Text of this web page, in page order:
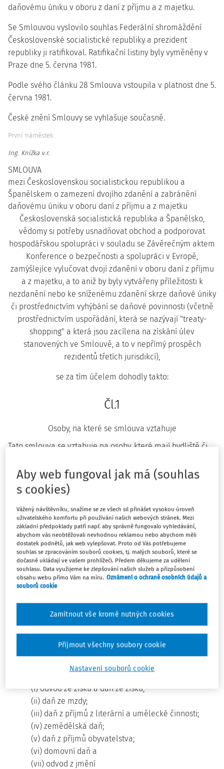
daňovému úniku v oboru z daní z příjmu a z majetku.
Se Smlouvou vyslovilo souhlas Federální shromáždění
Československé socialistické republiky a prezident
republiky ji ratifikoval. Ratifikační listiny byly vyměněny v
Praze dne 5. června 1981.
Podle svého článku 28 Smlouva vstoupila v platnost dne 5.
června 1981.
České znění Smlouvy se vyhlašuje současně.
První náměstek:
Ing. Knížka v.r.
SMLOUVA
mezi Československou socialistickou republikou a
Španělskem o zamezení dvojího zdanění a zabránění
daňovému úniku v oboru daní z příjmu a z majetku
Československá socialistická republika a Španělsko,
vědomy si potřeby usnadňovat obchod a podporovat
hospodářskou spolupráci v souladu se Závěrečným aktem
Konference o bezpečnosti a spolupráci v Evropě,
zamýšlejíce vylučovat dvojí zdanění v oboru daní z příjmu
a z majetku, a to aniž by byly vytvářeny příležitosti k
nezdanění nebo ke sníženému zdanění skrze daňové úniky
či prostřednictvím vyhýbání se daňové povinnosti (včetně
prostřednictvím uspořádání, která se nazývají "treaty-
shopping" a která jsou zacílena na získání úlev
stanovených ve Smlouvě, a to v nepřímý prospěch
rezidentů třetích jurisdikcí),
se za tím účelem dohodly takto:
Čl.1
Osoby, na které se smlouva vztahuje
Tato smlouva se vztahuje na osoby, které mají bydliště či
Čl.2
Daně, na které se smlouva vztahuje
1. Tato smlouva se vztahuje na daně z příjmu a z majetku,
vybírané ve prospěch každého smluvního státu, ať je
způsob vybírání jakýkoli.
2. Za daně z příjmu a z majetku se považují všechny daně
vybírané z celkového příjmu, z veškerého majetku nebo z
zisků pocházejících ze zcizení movitého nebo nemovitého
majetku, daní z celkového objemu mezd placených
3. Současné daně, na které se smlouva vztahuje, jsou
(i) odvod ze zisku a daň ze zisku;
(ii) daň ze mzdy;
(iii) daň z příjmů z literární a umělecké činnosti;
(iv) zemědělská daň;
(v) daň z příjmů obyvatelstva;
(vi) domovní daň a
(vii) odvod z jmění
Aby web fungoval jak má (souhlas
s cookies)
Vážený návštěvníku, snažíme se ze všech sil přinášet vysokou úroveň
uživatelského komfortu při používání našich webových stránek. Mezi
základní předpoklady patří např. aby správně fungovalo vyhledávání,
abychom vás neobtěžovali nevhodnou reklamou nebo abychom měli
dostatek podnětů, jak web vylepšovat. Proto od Vás potřebujeme
souhlas se zpracováním souborů cookies, tj. malých souborů, které se
dočasně ukládají ve vašem prohlížeči. Předem děkujeme za udělení
souhlasu. Data využijeme ke zlepšování našich služeb a přizpůsobení
obsahu webu přímo Vám na míru. Oznámení o ochraně osobních údajů a
souborů cookie
Nastavení souborů cookie
Zamítnout vše kromě nutných cookies
Přijmout všechny soubory cookie